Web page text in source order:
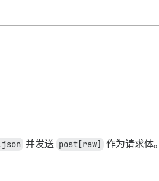
并发送 post[raw] 作为请求体。